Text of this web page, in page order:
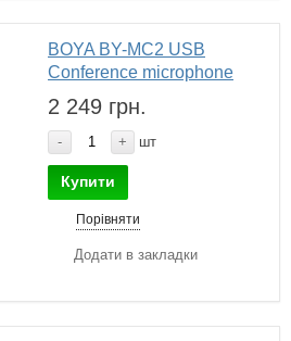
BOYA BY-MC2 USB
Conference microphone
2 249 грн.
- + шт
Купити
Порівняти
Додати в закладки